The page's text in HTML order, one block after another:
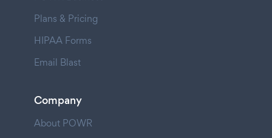
Plans & Pricing
HIPAA Forms
Email Blast
Company
About POWR